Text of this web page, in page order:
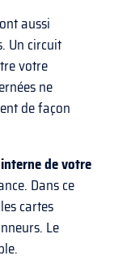
aussi
Un circuit
votre
ne
de façon
de votre
Dans ce
cartes
Le